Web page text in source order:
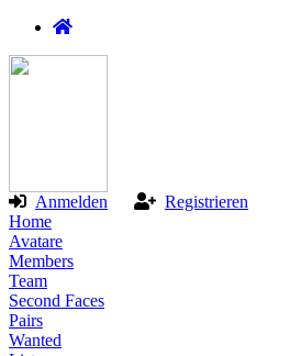
Anmelden
Registrieren
Home
Avatare
Members
Team
Second Faces
Pairs
Wanted